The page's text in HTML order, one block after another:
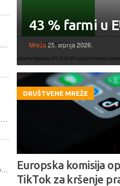
Plan je proizvesti ih oko pet ove godine i otprilike 20 u 2027. godini. Zasad neće predstavljati neposrednu komercijalnu prijetnju nizozemskom dobavljaču ASML, čini se
Vodeći modeli umjetne inteligencije podvrgnuti kvizu Political Compass u velikoj su mjeri završili u libertarijansko-ljevom kvadrantu - čak je i Grok više lijevo usmjeren nego što bi se očekivalo.
Bilo je naznaka kako Google i Mandiant žele usvojiti shemu koju je pokrenuo Microsoft. No, čini se kako su od toga odustali
43 % farmi u
Mreža 25. srpnja 2026.
DRUŠTVENE MREŽE
Europska komisija
TikTok za kršenje